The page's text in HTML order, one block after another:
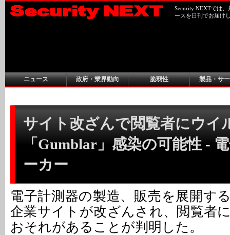
Security NEXTでは
ースを日刊でお届け
ニュース 政府・業界動向 脆弱性 製品・サ
サイト改ざんで閲覧者にウイ
「Gumblar」感染の可能性 -
ーカー
電子計測器の製造、販売を展開す
企業サイトが改ざんされ、閲覧者
おそれがあることが判明した。